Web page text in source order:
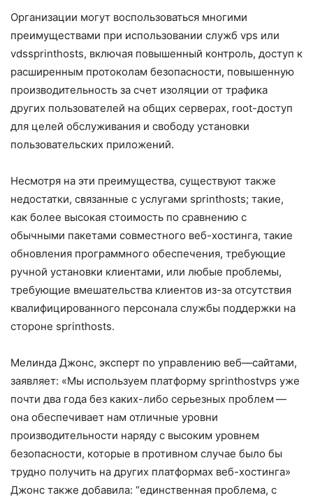
Организации могут воспользоваться многими
преимуществами при использовании служб vps или
vdssprinthosts, включая повышенный контроль, доступ к
расширенным протоколам безопасности, повышенную
производительность за счет изоляции от трафика
других пользователей на общих серверах, root-доступ
для целей обслуживания и свободу установки
пользовательских приложений.
Несмотря на эти преимущества, существуют также
недостатки, связанные с услугами sprinthosts; такие,
как более высокая стоимость по сравнению с
обычными пакетами совместного веб-хостинга, такие
обновления программного обеспечения, требующие
ручной установки клиентами, или любые проблемы,
требующие вмешательства клиентов из-за отсутствия
квалифицированного персонала службы поддержки на
стороне sprinthosts.
Мелинда Джонс, эксперт по управлению веб—сайтами,
заявляет: «Мы используем платформу sprinthostvps уже
почти два года без каких-либо серьезных проблем —
она обеспечивает нам отличные уровни
производительности наряду с высоким уровнем
безопасности, которые в противном случае было бы
трудно получить на других платформах веб-хостинга»
Джонс также добавила: “единственная проблема, с